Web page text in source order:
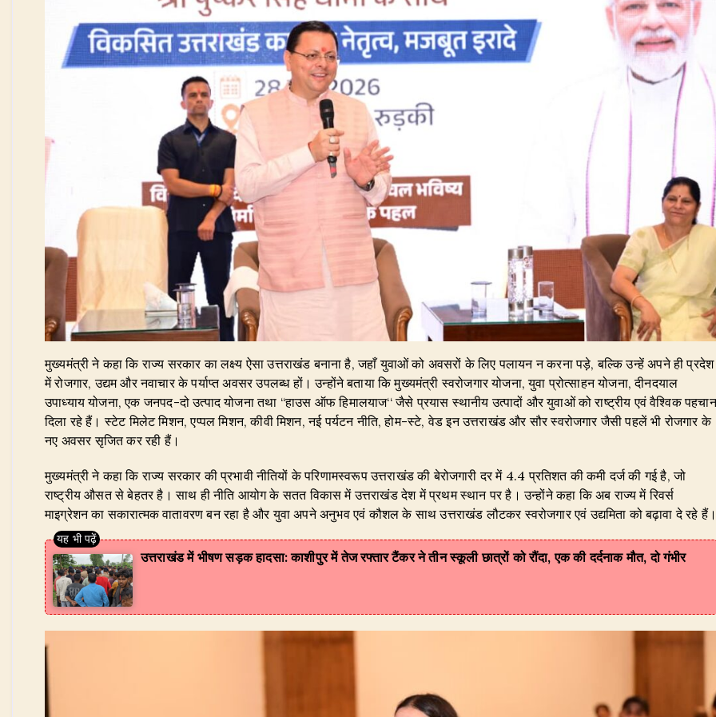
​मुख्यमंत्री ने कहा कि राज्य सरकार का लक्ष्य ऐसा उत्तराखंड बनाना है, जहाँ युवाओं को अवसरों के लिए पलायन न करना पड़े, बल्कि उन्हें अपने ही प्रदेश
में रोजगार, उद्यम और नवाचार के पर्याप्त अवसर उपलब्ध हों। उन्होंने बताया कि मुख्यमंत्री स्वरोजगार योजना, युवा प्रोत्साहन योजना, दीनदयाल
उपाध्याय योजना, एक जनपद-दो उत्पाद योजना तथा ‘‘हाउस ऑफ हिमालयाज‘‘ जैसे प्रयास स्थानीय उत्पादों और युवाओं को राष्ट्रीय एवं वैश्विक पहचान
दिला रहे हैं। स्टेट मिलेट मिशन, एप्पल मिशन, कीवी मिशन, नई पर्यटन नीति, होम-स्टे, वेड इन उत्तराखंड और सौर स्वरोजगार जैसी पहलें भी रोजगार के
नए अवसर सृजित कर रही हैं।
​मुख्यमंत्री ने कहा कि राज्य सरकार की प्रभावी नीतियों के परिणामस्वरूप उत्तराखंड की बेरोजगारी दर में 4.4 प्रतिशत की कमी दर्ज की गई है, जो
राष्ट्रीय औसत से बेहतर है। साथ ही नीति आयोग के सतत विकास में उत्तराखंड देश में प्रथम स्थान पर है। उन्होंने कहा कि अब राज्य में रिवर्स
माइग्रेशन का सकारात्मक वातावरण बन रहा है और युवा अपने अनुभव एवं कौशल के साथ उत्तराखंड लौटकर स्वरोजगार एवं उद्यमिता को बढ़ावा दे रहे
उत्तराखंड में भीषण सड़क हादसा: काशीपुर में तेज रफ्तार टैंकर ने तीन स्कूली छात्रों को रौंदा, एक की दर्दनाक मौत, दो गंभीर